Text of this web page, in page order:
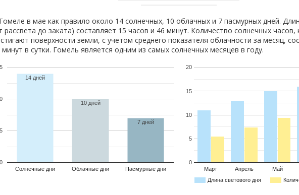
в мае как правило около 14 солнечных, 10 облачных и 7 пасмурных дней.
рассвета до заката) составляет 15 часов и 46 минут. Количество солнечных часов,
поверхности земли, с учетом среднего показателя облачности за месяц,
минут в сутки. Гомель является одним из самых солнечных месяцев в году.
Солнечные дни Облачные дни Пасмурные дни
0
5
14 дней
10 дней
7 дней
Длина светового дня
Март Апрель Май
0
5
10
15
20